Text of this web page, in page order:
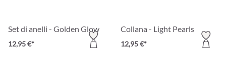
Set di anelli - Golden Glow
12,95 €*
Collana - Light Pearls
12,95 €*